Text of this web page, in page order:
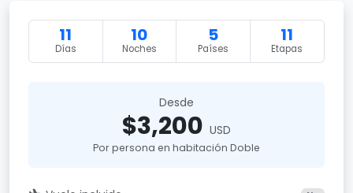
11
Días
10
Noches
5
Países
11
Etapas
Desde
$3,200 USD
Por persona en habitación Doble